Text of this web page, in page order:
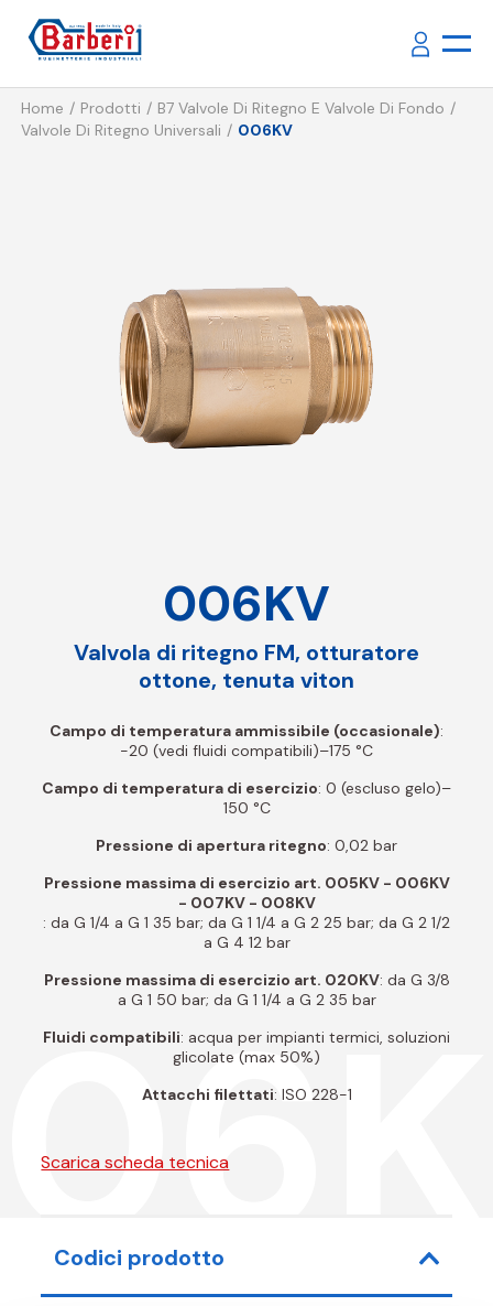
Home Prodotti
B7 Valvole Di Ritegno E Valvole Di Fondo
Valvole Di Ritegno Universali
006KV
006KV
Valvola di ritegno FM, otturatore
ottone, tenuta viton
Campo di temperatura ammissibile (occasionale):
-20 (vedi fluidi compatibili)–175 °C
Campo di temperatura di esercizio: 0 (escluso gelo)–
150 °C
Pressione di apertura ritegno: 0,02 bar
Pressione massima di esercizio art. 005KV - 006KV
- 007KV - 008KV
: da G 1/4 a G 1 35 bar; da G 1 1/4 a G 2 25 bar; da G 2 1/2
a G 4 12 bar
Pressione massima di esercizio art. 020KV: da G 3/8
a G 1 50 bar; da G 1 1/4 a G 2 35 bar
Fluidi compatibili: acqua per impianti termici, soluzioni
glicolate (max 50%)
Attacchi filettati: ISO 228-1
Scarica scheda tecnica
Codici prodotto